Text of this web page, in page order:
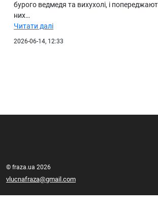
бурого ведмедя та вихухолі, і
них…
Читати далі
2026-06-14, 12:33
© fraza.ua 2026
vlucnafraza@gmail.com